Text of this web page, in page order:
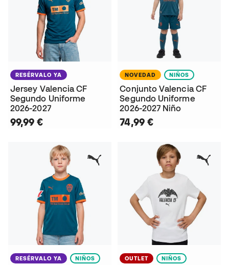
RESÉRVALO YA
Jersey Valencia CF
Segundo Uniforme
2026-2027
99,99 €
NOVEDAD NIÑOS
Conjunto Valencia CF
Segundo Uniforme
2026-2027 Niño
74,99 €
RESÉRVALO YA NIÑOS OUTLET NIÑOS